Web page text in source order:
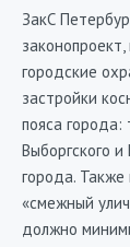
ЗакС
городские
застройки
пояса города:
Выборгского
города. Также
«смежный
должно